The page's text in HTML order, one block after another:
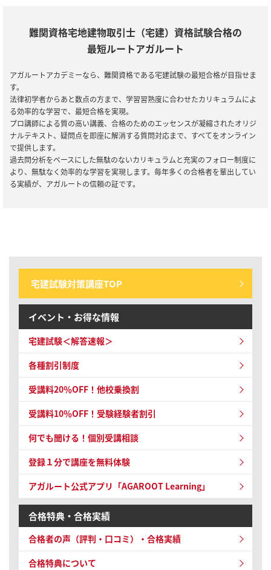
全資格種
【ご案内】年末年始の営業について
【ご案内】※重要※【2024年12月10日実施】メンテナンスのお知
2024/09/26 宅建士試験
【リリース情報】宅建試験｜【2025年合格目標】入門総合カリキュ
ラム／演習総合カリキュラム／キックオフ宅建士
2024/09/11 宅建士試験
【セール情報】期間限定20％OFF！宅建士試験｜ 売り切りセール
難関資格宅地建物取引士（宅建）資格試験合格の
最短ルートアガルート
アガルートアカデミーなら、難関資格である宅建試験の最短合格が目指せま
す。
法律初学者からあと数点の方まで、学習習熟度に合わせたカリキュラムによ
る効率的な学習で、最短合格を実現。
プロ講師による質の高い講義、合格のためのエッセンスが凝縮されたオリジ
ナルテキスト、疑問点を即座に解消する質問対応まで、すべてをオンライン
で提供します。
過去問分析をベースにした無駄のないカリキュラムと充実のフォロー制度に
より、無駄なく効率的な学習を実現します。毎年多くの合格者を輩出してい
る実績が、アガルートの信頼の証です。
宅建試験対策講座TOP
イベント・お得な情報
宅建試験＜解答速報＞
各種割引制度
受講料20％OFF！他校乗換割
受講料10％OFF！ 受験経験者割引
何でも聞ける！個別受講相談
登録１分で講座を無料体験
アガルート公式アプリ「AGAROOT Learning」
合格特典・合格実績
合格者の声（評判・口コミ）・合格実績
合格特典について